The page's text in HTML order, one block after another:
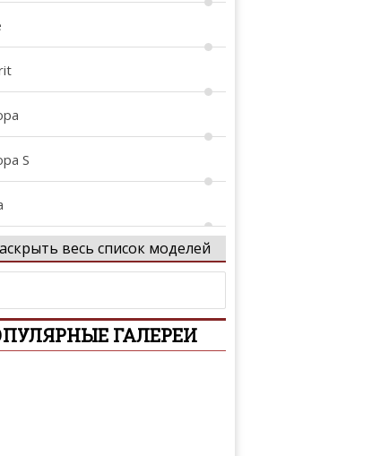
S
весь список моделей
ГАЛЕРЕИ